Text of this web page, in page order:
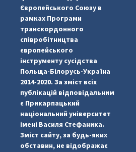
Європейського Союзу в
рамках Програми
транскордонного
співробітництва
європейського
інструменту сусідства
Польща-Білорусь-Україна
2014-2020. За зміст всіх
публікацій відповідальним
є Прикарпацький
національний університет
імені Василя Стефаника.
Зміст сайту, за будь-яких
обставин, не відображає